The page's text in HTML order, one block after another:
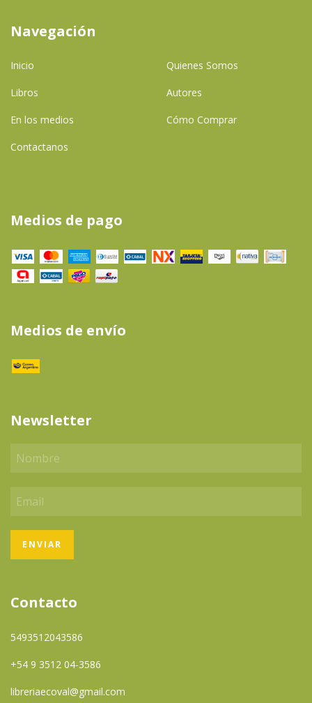
Navegación
Inicio Quienes Somos
Libros Autores
En los medios Cómo Comprar
Contactanos
Medios de pago
Medios de envío
Newsletter
Contacto
5493512043586
+54 9 3512 04-3586
libreriaecoval@gmail.com